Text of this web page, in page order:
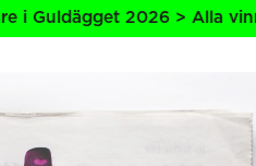
Alla vinnare i